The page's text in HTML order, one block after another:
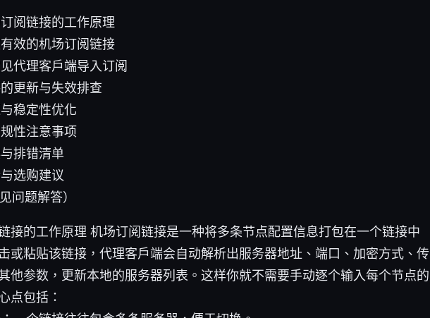
阅链接的工作原理
效的机场订阅链接
代理客户端导入订阅
更新与失效排查
稳定性优化
性注意事项
排错清单
选购建议
问题解答）
接的工作原理 机场订阅链接是一种将多条节点配置信息打包在一个链接中
或粘贴该链接，代理客户端会自动解析出服务器地址、端口、加密方式、传
他参数，更新本地的服务器列表。这样你就不需要手动逐个输入每个节点的
点包括：